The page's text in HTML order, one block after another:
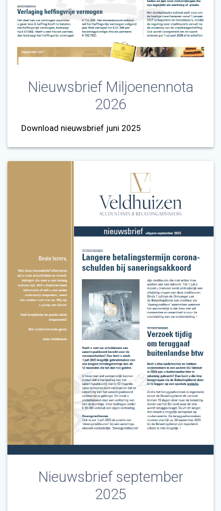
Nieuwsbrief Miljoenennota
2026
Download nieuwsbrief juni 2025
Nieuwsbrief september
2025